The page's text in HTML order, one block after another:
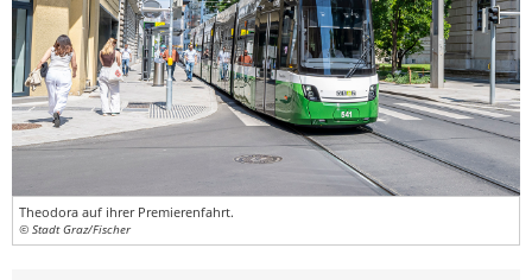
Theodora auf ihrer Premierenfahrt.
© Stadt Graz/Fischer